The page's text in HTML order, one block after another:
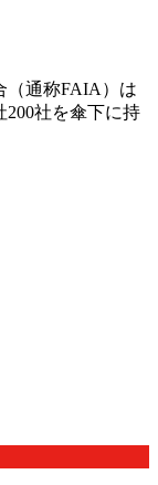
（通称FAIA）は
200社を傘下に持